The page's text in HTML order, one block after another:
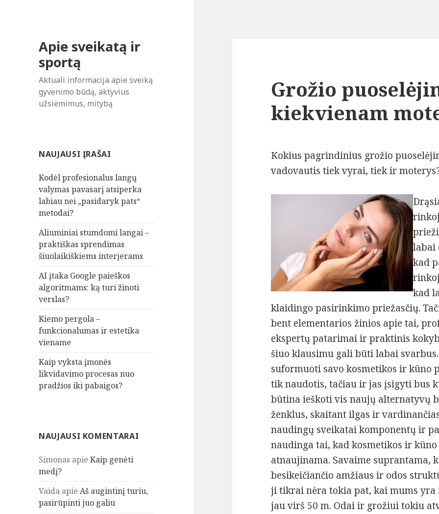
Apie sveikatą ir
sportą
Aktuali informacija apie sveiką
gyvenimo būdą, aktyvius
užsiėmimus, mitybą
NAUJAUSI ĮRAŠAI
Kodėl profesionalus langų
valymas pavasarį atsiperka
labiau nei „pasidaryk pats“
metodai?
Aliuminiai stumdomi langai –
praktiškas sprendimas
šiuolaikiškiems interjerams
AI įtaka Google paieškos
algoritmams: ką turi žinoti
verslas?
Kiemo pergola –
funkcionalumas ir estetika
viename
Kaip vyksta įmonės
likvidavimo procesas nuo
pradžios iki pabaigos?
NAUJAUSI KOMENTARAI
Simonas apieKaip genėti
medį?
Vaida apieAš augintinį turiu,
pasirūpinti juo galiu
Grožio
kiekvienam
Kokius pagrindinius grožio
vadovautis tiek vyrai, tiek ir
labai
kad
kad
klaidingo pasirinkimo priežasčių.
bent elementarios žinios apie tai,
ekspertų patarimai ir praktinis
šiuo klausimu gali būti labai
suformuoti savo kosmetikos ir kūno
tik naudotis, tačiau ir jas įsigyti bus
būtina ieškoti vis naujų alternatyvų
ženklus, skaitant ilgas ir
naudingų sveikatai komponentų ir
naudinga tai, kad kosmetikos ir
atnaujinama. Savaime suprantama,
besikeičiančio amžiaus ir odos
ji tikrai nėra tokia pat, kai mums yra
jau virš 50 m. Odai ir grožiui tokiu